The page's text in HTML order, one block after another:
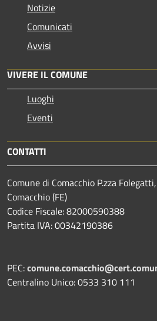
Notizie
Comunicati
Avvisi
VIVERE IL COMUNE
Luoghi
Eventi
CONTATTI
Comune di Comacchio P.zza
Comacchio (FE)
Codice Fiscale: 82000590388
Partita IVA: 00342190386
PEC:
Centralino Unico: 0533 310 111